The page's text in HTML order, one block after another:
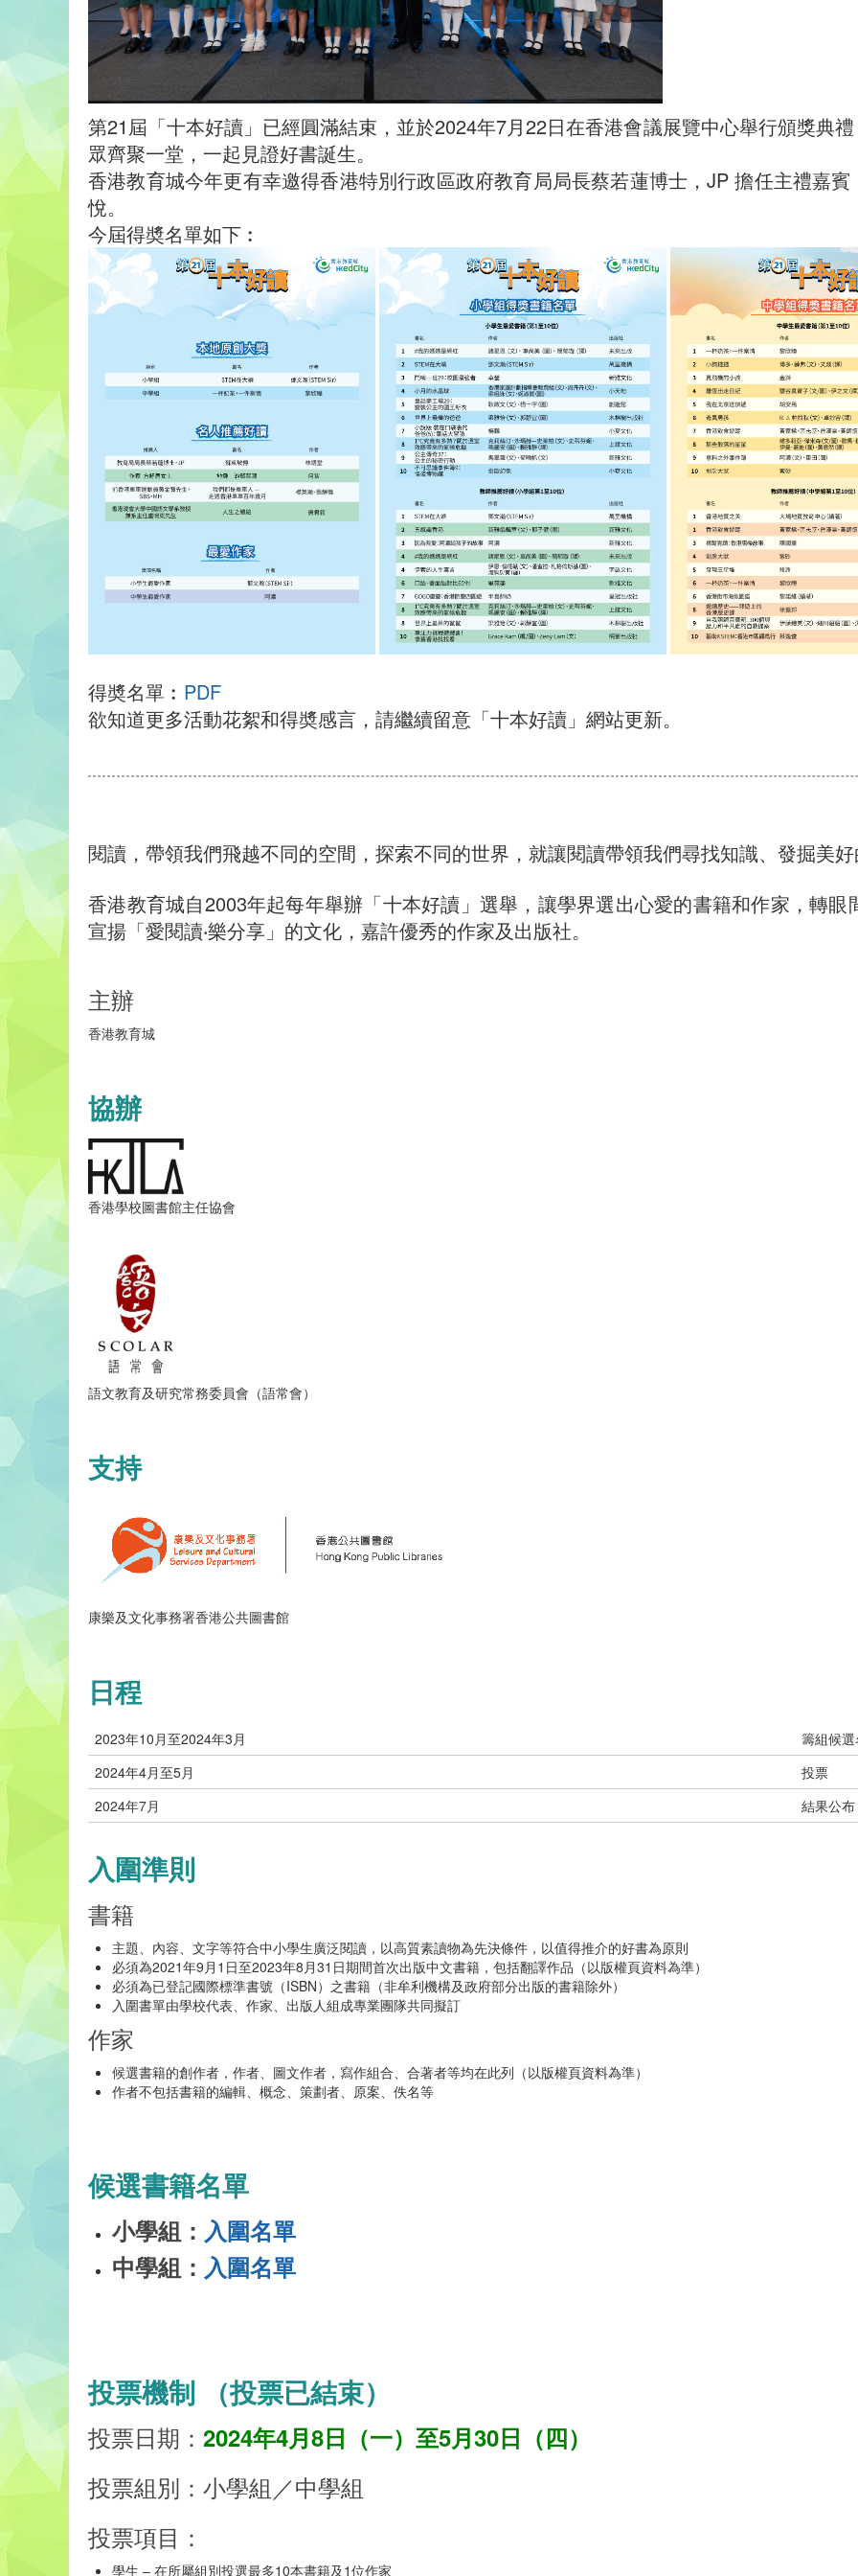
第21屆「十本好讀」已經圓滿結束，並於2024年7月22日在香港會議展覽中心舉行頒獎典
眾齊聚一堂，一起見證好書誕生。
香港教育城今年更有幸邀得香港特別行政區政府教育局局長蔡若蓮博士，JP 擔任主禮嘉
悅。
今屆得奬名單如下︰
得奬名單︰ PDF
欲知道更多活動花絮和得奬感言，請繼續留意「十本好讀」網站更新。
閱讀，帶領我們飛越不同的空間，探索不同的世界，就讓閱讀帶領我們尋找知識、發掘美
香港教育城自2003年起每年舉辦「十本好讀」選舉，讓學界選出心愛的書籍和作家，轉
宣揚「愛閱讀‧樂分享」的文化，嘉許優秀的作家及出版社。
主辦
香港教育城
協辦
香港學校圖書館主任協會
語文教育及研究常務委員會（語常會）
支持
康樂及文化事務署香港公共圖書館
日程
2023年10月至2024年3月
籌組候
2024年4月至5月
投票
2024年7月
結果公布
入圍準則
書籍
主題、內容、文字等符合中小學生廣泛閱讀，以高質素讀物為先決條件，以值得推介的好書為原則
必須為2021年9月1日至2023年8月31日期間首次出版中文書籍，包括翻譯作品（以版權頁資料為準）
必須為已登記國際標準書號（ISBN）之書籍（非牟利機構及政府部分出版的書籍除外）
入圍書單由學校代表、作家、出版人組成專業團隊共同擬訂
作家
候選書籍的創作者，作者、圖文作者，寫作組合、合著者等均在此列（以版權頁資料為準）
作者不包括書籍的編輯、概念、策劃者、原案、佚名等
候選書籍名單
小學組： 入圍名單
中學組： 入圍名單
投票機制 （投票已結束）
投票日期： 2024年4月8日（一）至5月30日（四）
投票組別：小學組／中學組
投票項目：
學生 – 在所屬組別投選最多10本書籍及1位作家